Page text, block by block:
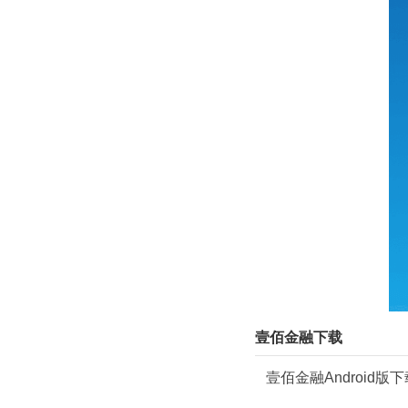
壹佰金融下载
壹佰金融Android版下